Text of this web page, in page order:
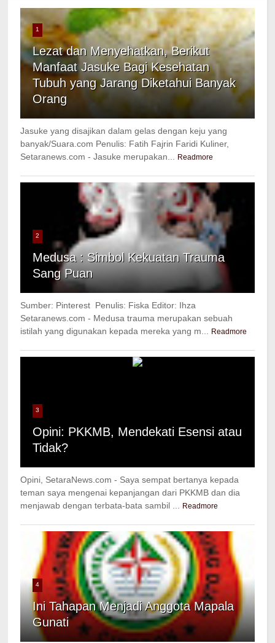
1
Lezat dan Menyehatkan, Berikut
Manfaat Jasuke Bagi Kesehatan
Tubuh yang Jarang Diketahui Banyak
Orang
Jasuke yang disajikan dalam gelas dengan keju yang
banyak/Suara.com Penulis: Fatih Fajrin Faridi Kuliner,
Setaranews.com - Jasuke merupakan...
Readmore
2
Medusa : Simbol Kekuatan Trauma
Sang Puan
Sumber: Pinterest Penulis: Fiska Editor: Ihza
Setaranews.com - Medusa trauma merupakan sebuah
istilah yang digunakan kepada mereka yang m...
Readmore
3
Opini: PKKMB, Mendekati Esensi atau
Tidak?
Opini, SetaraNews.com - Saya sempat bertanya kepada
teman saya mengenai kepanjangan dari PKKMB dan dia
menjawab dengan terbata-bata sambil ...
Readmore
4
Ini Tahapan Menjadi Anggota Mapala
Gunati